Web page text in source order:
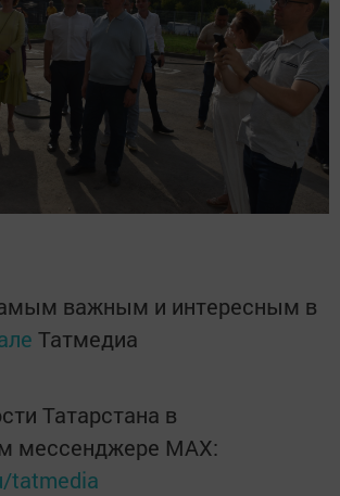
важным и интересным в
Татмедиа
Татарстана в
мессенджере MАХ:
tatmedia